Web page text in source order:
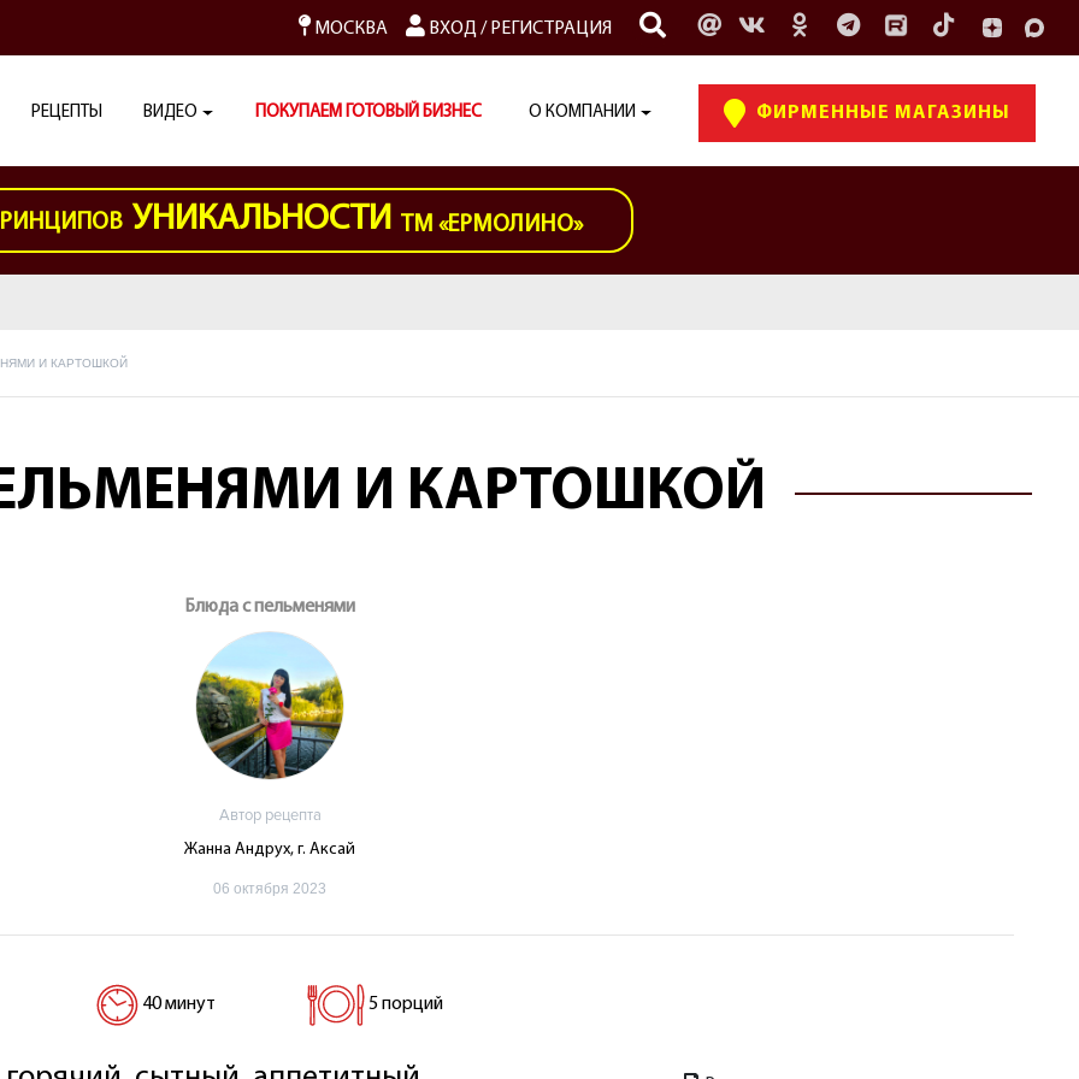
МОСКВА ВХОД/ РЕГИСТРАЦИЯ
РЕЦЕПТЫ ВИДЕО ПОКУПАЕМ ГОТОВЫЙ БИЗНЕС О КОМПАНИИ ФИРМЕННЫЕ МАГАЗИНЫ
УНИКАЛЬНОСТИ ТМ «ЕРМОЛИНО»
И КАРТОШКОЙ
И КАРТОШКОЙ
Блюда с пельменями
Автор рецепта
Жанна Андрух, г. Аксай
06 октября 2023
40 минут 5 порций